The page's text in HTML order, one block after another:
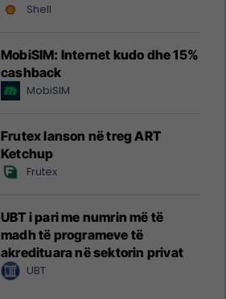
Shell
MobiSIM: Internet kudo dhe 15%
cashback
MobiSIM
Frutex lanson në treg ART
Ketchup
Frutex
UBT i pari me numrin më të
madh të programeve të
akredituara në sektorin privat
UBT